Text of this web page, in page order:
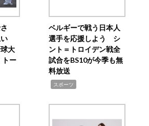
い
大
トー
ベルギーで戦う日本人
選手を応援しよう シ
ント＝トロイデン戦全
試合をBS10が今季も無
料放送
スポーツ